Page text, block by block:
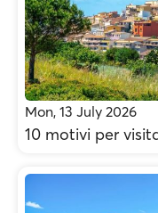
Mon, 13 July 2026
10 motivi per